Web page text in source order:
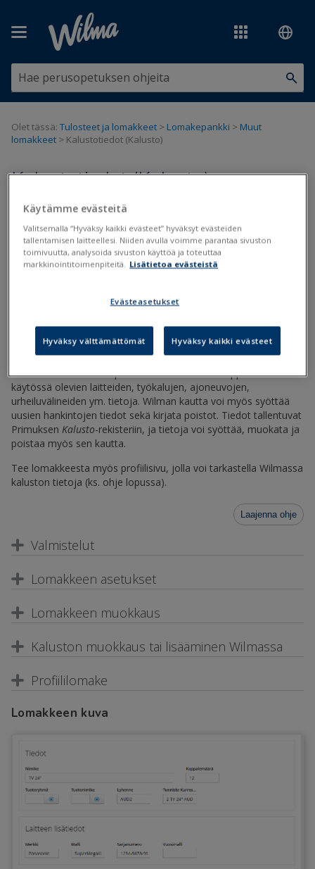
Olet tässä: Tulosteet ja lomakkeet > Lomakepankki > Muut
lomakkeet > Kalustotiedot (Kalusto)
Kalustotiedot (Kalusto)
Tiedostot
Kalustotiedot.lom
Miten lomake ladataan Primukseen?
Esim. henkilökunta voi päivittää Wilman kautta oppilaitoksen
käytössä olevien laitteiden, työkalujen, ajoneuvojen,
urheiluvälineiden ym. tietoja. Wilman kautta voi myös syöttää
uusien hankintojen tiedot sekä kirjata poistot. Tiedot tallentuvat
Primuksen Kalusto-rekisteriin, ja tietoja voi syöttää, muokata ja
poistaa myös sen kautta.
Tee lomakkeesta myös profiilisivu, jolla voi tarkastella Wilmassa
kaluston tietoja (ks. ohje lopussa).
Laajenna ohje
Valmistelut
Lomakkeen asetukset
Lomakkeen muokkaus
Kaluston muokkaus tai lisääminen Wilmassa
Profiililomake
Lomakkeen kuva
Käytämme evästeitä
Valitsemalla “Hyväksy kaikki evästeet” hyväksyt evästeiden
tallentamisen laitteellesi. Niiden avulla voimme parantaa sivuston
toimivuutta, analysoida sivuston käyttöä ja toteuttaa
markkinointitoimenpiteitä. Lisätietoa evästeistä
Evästeasetukset
Hyväksy välttämättömät Hyväksy kaikki evästeet